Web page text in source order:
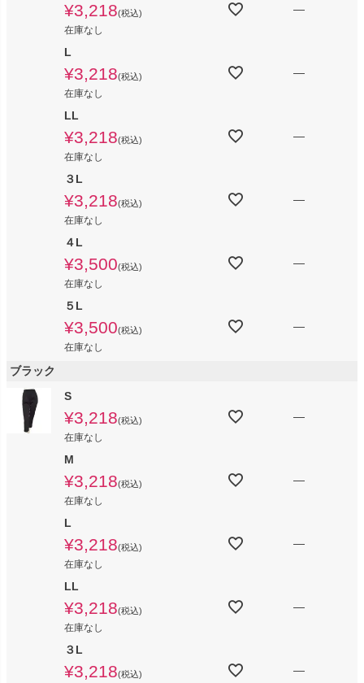
¥3,218 税込
在庫なし
—
L
¥3,218 税込
在庫なし
—
LL
¥3,218 税込
在庫なし
—
３L
¥3,218 税込
在庫なし
—
４L
¥3,500 税込
在庫なし
—
５L
¥3,500 税込
在庫なし
—
ブラック
S
¥3,218 税込
在庫なし
—
M
¥3,218 税込
在庫なし
—
L
¥3,218 税込
在庫なし
—
LL
¥3,218 税込
在庫なし
—
３L
¥3,218 税込 —